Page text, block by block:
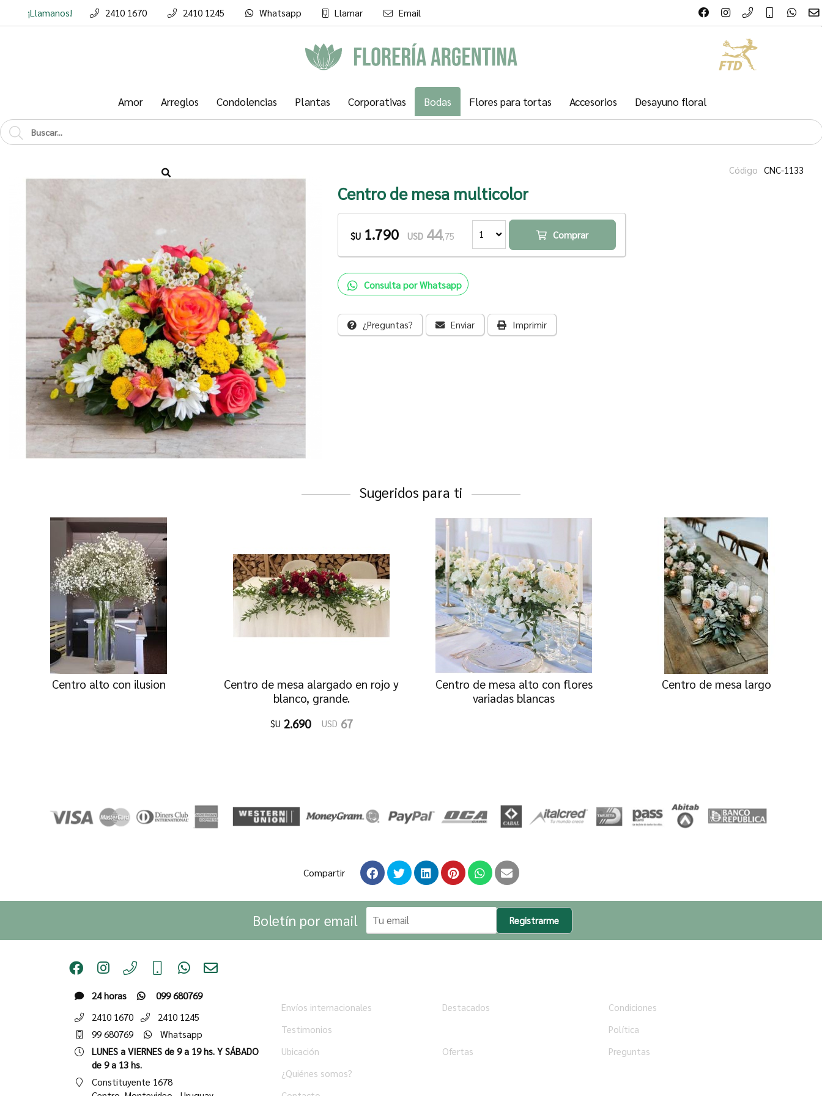
Para
¡Llamanos! 2410 1670 2410 1245 Whatsapp Llamar Email
Amor Arreglos Condolencias Plantas Corporativas Bodas Flores para tortas Accesorios Desayuno floral
Código CNC-1133
Centro de mesa multicolor
$U 1.790 USD 44,75 1 Comprar
Consulta por Whatsapp
¿Preguntas? Enviar Imprimir
Sugeridos para ti
Centro alto con ilusion
Centro de mesa alargado en rojo y
blanco, grande.
$U 2.690 USD 67
Centro de mesa alto con flores
variadas blancas
Centro de mesa largo
Compartir
Boletín por email Registrarme
24 horas
099 680769
2410 1670
2410 1245
99 680769
Whatsapp
LUNES a VIERNES de 9 a 19 hs. Y SÁBADO
de 9 a 13 hs.
Constituyente 1678
Envíos internacionales
Testimonios
Ubicación
¿Quiénes somos?
Destacados
Ofertas
Condiciones
Política
Preguntas